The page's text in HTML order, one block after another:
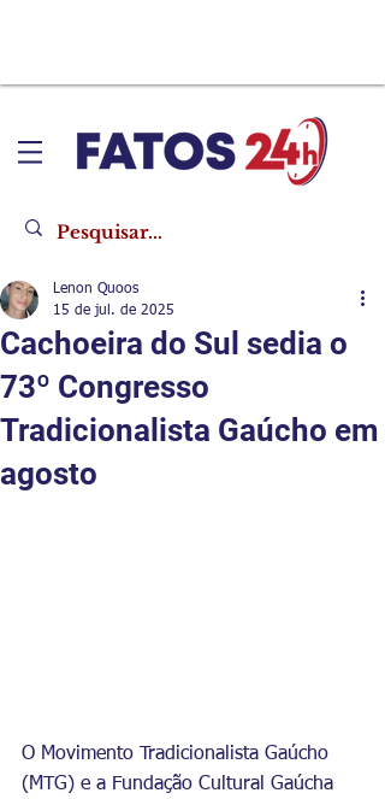
Cachoeira do Sul sedia o
73º Congresso
Tradicionalista Gaúcho em
agosto
Lenon Quoos
15 de jul. de 2025
O Movimento Tradicionalista Gaúcho
(MTG) e a Fundação Cultural Gaúcha